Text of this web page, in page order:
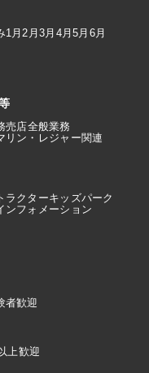
1月 2月3月 4月5月 6月
売店全般業務
リン・レジャー関連
ラクターキッズパーク
ンフォメーション
者歓迎
上歓迎